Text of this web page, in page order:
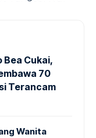
Bea Cukai,
70
Terancam
Wanita